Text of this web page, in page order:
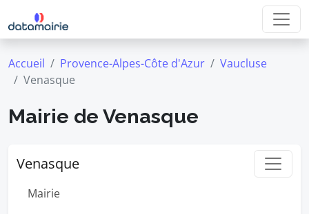
Accueil Provence-Alpes-Côte d'Azur
Vaucluse
Venasque
Mairie de Venasque
Venasque
Mairie